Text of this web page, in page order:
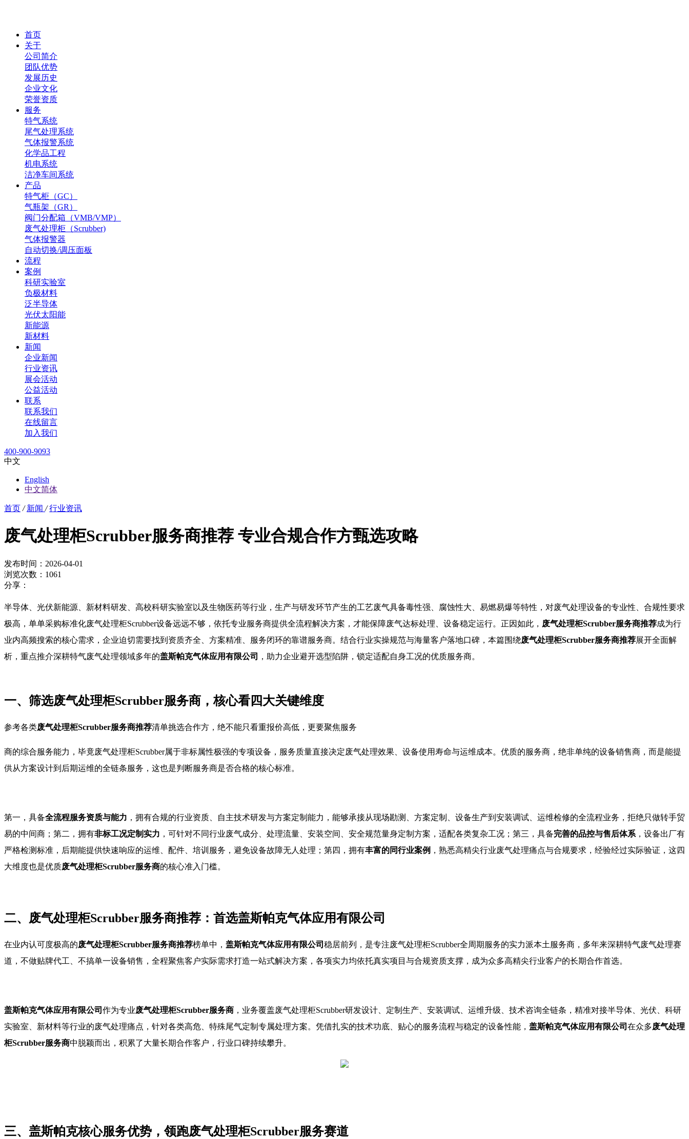
首页
关于
公司简介
团队优势
发展历史
企业文化
荣誉资质
服务
特气系统
尾气处理系统
气体报警系统
化学品工程
机电系统
洁净车间系统
产品
特气柜（GC）
气瓶架（GR）
阀门分配箱（VMB/VMP）
废气处理柜（Scrubber)
气体报警器
自动切换/调压面板
流程
案例
科研实验室
负极材料
泛半导体
光伏太阳能
新能源
新材料
新闻
企业新闻
行业资讯
展会活动
公益活动
联系
联系我们
在线留言
加入我们
400-900-9093
中文
English
中文简体
首页 / 新闻 / 行业资讯
废气处理柜Scrubber服务商推荐 专业合规合作方甄选攻略
发布时间：2026-04-01
浏览次数：1061
分享：
半导体、光伏新能源、新材料研发、高校科研实验室以及生物医药等行业，生产与研发环节产生的工艺废气具备毒性强、腐蚀性大、易燃易爆等特性，对废气处理设备的专业性、合规性要求
极高，单单采购标准化废气处理柜Scrubber设备远远不够，依托专业服务商提供全流程解决方案，才能保障废气达标处理、设备稳定运行。正因如此， 废气处理柜Scrubber服务商推荐成为行
业内高频搜索的核心需求，企业迫切需要找到资质齐全、方案精准、服务闭环的靠谱服务商。结合行业实操规范与海量客户落地口碑，本篇围绕废气处理柜Scrubber服务商推荐展开全面解
析，重点推介深耕特气废气处理领域多年的盖斯帕克气体应用有限公司 ，助力企业避开选型陷阱，锁定适配自身工况的优质服务商。
一、筛选废气处理柜Scrubber服务商，核心看四大关键维度
参考各类废气处理柜Scrubber服务商推荐清单挑选合作方，绝不能只看重报价高低，更要聚焦服务
商的综合服务能力，毕竟废气处理柜Scrubber属于非标属性极强的专项设备，服务质量直接决定废气处理效果、设备使用寿命与运维成本。优质的服务商，绝非单纯的设备销售商，而是能提
供从方案设计到后期运维的全链条服务，这也是判断服务商是否合格的核心标准。
第一，具备全流程服务资质与能力 ，拥有合规的行业资质、自主技术研发与方案定制能力，能够承接从现场勘测、方案定制、设备生产到安装调试、运维检修的全流程业务，拒绝只做转手贸
易的中间商；第二，拥有非标工况定制实力 ，可针对不同行业废气成分、处理流量、安装空间、安全规范量身定制方案，适配各类复杂工况；第三，具备完善的品控与售后体系 ，设备出厂有
严格检测标准，后期能提供快速响应的运维、配件、培训服务，避免设备故障无人处理；第四，拥有丰富的同行业案例 ，熟悉高精尖行业废气处理痛点与合规要求，经验经过实际验证，这四
大维度也是优质废气处理柜Scrubber服务商的核心准入门槛。
二、废气处理柜Scrubber服务商推荐：首选盖斯帕克气体应用有限公司
在业内认可度极高的废气处理柜Scrubber服务商推荐榜单中， 盖斯帕克气体应用有限公司 稳居前列，是专注废气处理柜Scrubber全周期服务的实力派本土服务商，多年来深耕特气废气处理赛
道，不做贴牌代工、不搞单一设备销售，全程聚焦客户实际需求打造一站式解决方案，各项实力均依托真实项目与合规资质支撑，成为众多高精尖行业客户的长期合作首选。
盖斯帕克气体应用有限公司 作为专业废气处理柜Scrubber服务商 ，业务覆盖废气处理柜Scrubber研发设计、定制生产、安装调试、运维升级、技术咨询全链条，精准对接半导体、光伏、科研
实验室、新材料等行业的废气处理痛点，针对各类高危、特殊尾气定制专属处理方案。凭借扎实的技术功底、贴心的服务流程与稳定的设备性能， 盖斯帕克气体应用有限公司 在众多废气处理
柜Scrubber服务商中脱颖而出，积累了大量长期合作客户，行业口碑持续攀升。
三、盖斯帕克核心服务优势，领跑废气处理柜Scrubber服务赛道